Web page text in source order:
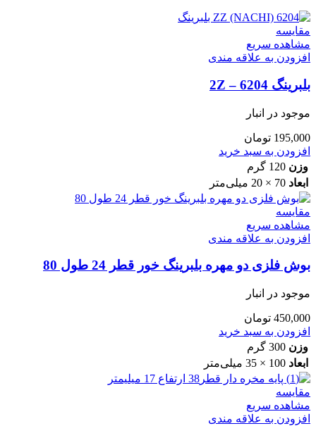
مقایسه
مشاهده سریع
افزودن به علاقه مندی
بلبرینگ 6204 – 2Z
موجود در انبار
195,000 تومان
افزودن به سبد خرید
وزن 120 گرم
ابعاد 70 × 20 میلی‌متر
مقایسه
مشاهده سریع
افزودن به علاقه مندی
بوش فلزی دو مهره بلبرینگ خور قطر 24 طول 80
موجود در انبار
450,000 تومان
افزودن به سبد خرید
وزن 300 گرم
ابعاد 100 × 35 میلی‌متر
مقایسه
مشاهده سریع
افزودن به علاقه مندی